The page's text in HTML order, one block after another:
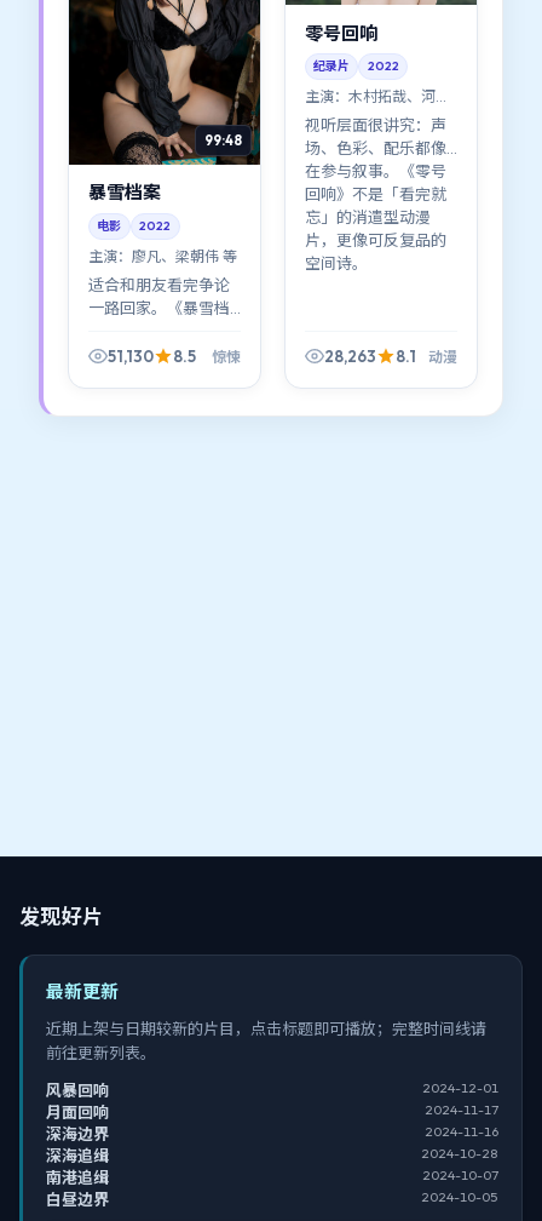
99:48
暴雪档案
电影 2022
主演： 廖凡、梁朝伟 等
适合和朋友看完争论
一路回家。《暴雪档
区：谁对谁错不重
51,130 8.5 惊悚
零号回响
纪录片 2022
主演： 木村拓哉、河正
宇 等
视听层面很讲究：声
场、色彩、配乐都像
在参与叙事。《零号
回响》不是「看完就
忘」的消遣型动漫
片，更像可反复品的
空间诗。
28,263 8.1 动漫
发现好片
最新更新
近期上架与日期较新的片目，点击标题即可播放；完整时间线请
前往更新列表。
风暴回响
2024-12-01
月面回响 2024-11-17
深海边界 2024-11-16
深海追缉 2024-10-28
南港追缉 2024-10-07
白昼边界 2024-10-05